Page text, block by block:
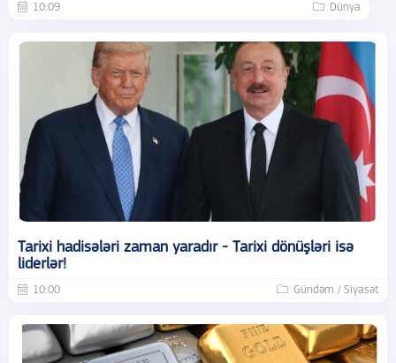
10:09 Dünya
Tarixi hadisələri zaman yaradır - Tarixi dönüşləri isə
liderlər!
10:00 Gündəm / Siyasət